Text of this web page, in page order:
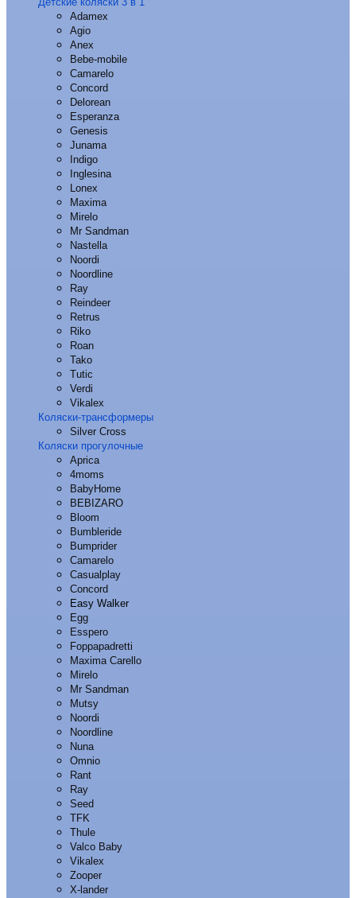
Adamex
Agio
Anex
Bebe-mobile
Camarelo
Concord
Delorean
Esperanza
Genesis
Junama
Indigo
Inglesina
Lonex
Maxima
Mirelo
Mr Sandman
Nastella
Noordi
Noordline
Ray
Reindeer
Retrus
Riko
Roan
Tako
Tutic
Verdi
Vikalex
Коляски-трансформеры
Silver Cross
Коляски прогулочные
Aprica
4moms
BabyHome
BEBIZARO
Bloom
Bumbleride
Bumprider
Camarelo
Casualplay
Concord
Easy Walker
Egg
Esspero
Foppapadretti
Maxima Carello
Mirelo
Mr Sandman
Mutsy
Noordi
Noordline
Nuna
Omnio
Rant
Ray
Seed
TFK
Thule
Valco Baby
Vikalex
Zooper
X-lander